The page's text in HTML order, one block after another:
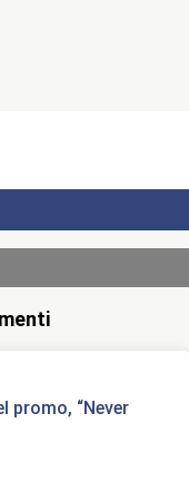
promo, “Never